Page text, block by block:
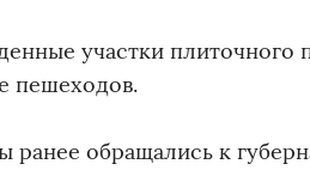
участки плиточного
пешеходов.
ранее обращались к